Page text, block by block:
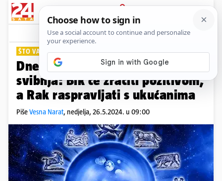
PRIJAVA
Lifestyle Komentari
ŠTO VAS ČEKA?
Dnevni horoskop za nedjelju 26.
svibnja: Bik će zračiti pozitivom,
a Rak raspravljati s ukućanima
PišeVesna Narat, nedjelja, 26.5.2024. u 09:00